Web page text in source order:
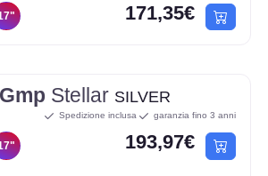
171,35€
Gmp Stellar SILVER
Spedizione inclusa garanzia fino 3 anni
193,97€